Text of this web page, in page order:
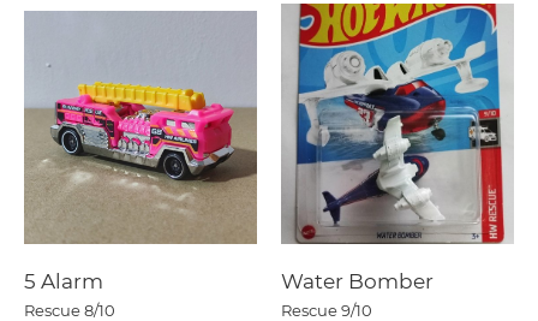
5 Alarm
Rescue8/10
Water Bomber
Rescue9/10